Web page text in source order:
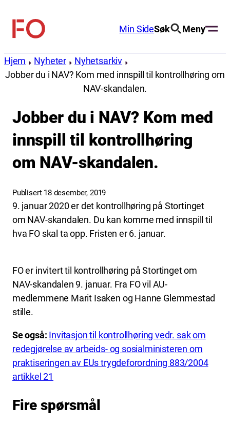
innhold
FO
Min SideSøk Meny
Hjem Nyheter
Nyhetsarkiv
Jobber du i NAV? Kom med innspill til kontrollhøring om
NAV-skandalen.
Jobber du i NAV? Kom med
innspill til kontrollhøring
om NAV-skandalen.
Publisert 18 desember, 2019
9. januar 2020 er det kontrollhøring på Stortinget
om NAV-skandalen. Du kan komme med innspill til
hva FO skal ta opp. Fristen er 6. januar.
FO er invitert til kontrollhøring på Stortinget om
NAV-skandalen 9. januar. Fra FO vil AU-
medlemmene Marit Isaken og Hanne Glemmestad
stille.
Se også: Invitasjon til kontrollhøring vedr. sak om
redegjørelse av arbeids- og sosialministeren om
praktiseringen av EUs trygdeforordning 883/2004
artikkel 21
Fire spørsmål